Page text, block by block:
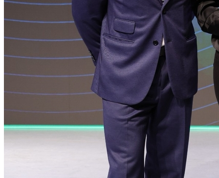
Internacional